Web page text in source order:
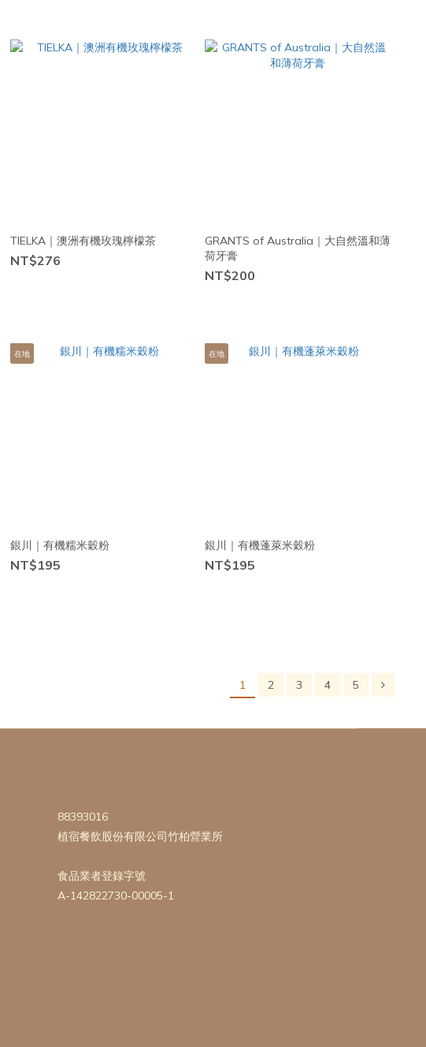
TIELKA｜澳洲有機玫瑰檸檬茶
NT$276
GRANTS of Australia｜大自然溫和薄
荷牙膏
NT$200
在地
銀川｜有機糯米穀粉
NT$195
在地
銀川｜有機蓬萊米穀粉
NT$195
1 2 3 4 5
88393016
植宿餐飲股份有限公司竹柏營業所
食品業者登錄字號
A-142822730-00005-1